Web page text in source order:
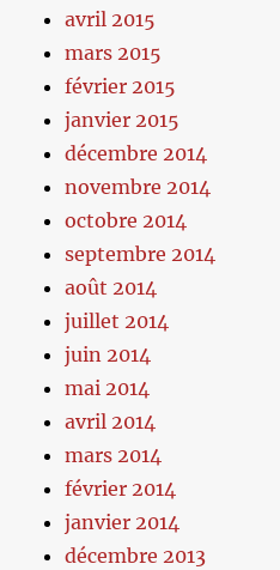
avril 2015
mars 2015
février 2015
janvier 2015
décembre 2014
novembre 2014
octobre 2014
septembre 2014
août 2014
juillet 2014
juin 2014
mai 2014
avril 2014
mars 2014
février 2014
janvier 2014
décembre 2013